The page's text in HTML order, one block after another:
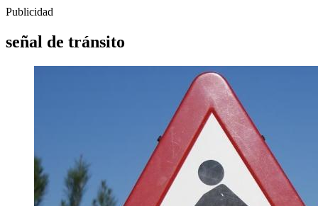
Publicidad
señal de tránsito